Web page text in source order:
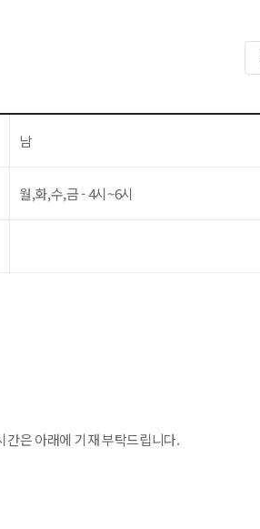
남
월,화,수,금 - 4시~6시
은 아래에 기재 부탁드립니다.